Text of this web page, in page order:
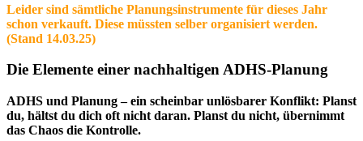
Leider sind sämtliche Planungsinstrumente für dieses Jahr
schon verkauft. Diese müssten selber organisiert werden.
(Stand 14.03.25)
Die Elemente einer nachhaltigen ADHS-Planung
ADHS und Planung – ein scheinbar unlösbarer Konflikt: Planst
du, hältst du dich oft nicht daran. Planst du nicht, übernimmt
das Chaos die Kontrolle.